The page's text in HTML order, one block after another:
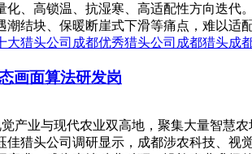
化、高锁温、抗湿寒、高适配性方向迭
潮结块、保暖断崖式下滑等痛点，难以适
大猎头公司 成都优秀猎头公司 成都猎头成
画面算法研发岗
产业与现代农业双高地，聚集大量智慧
佳猎头公司调研显示，成都涉农科技、视